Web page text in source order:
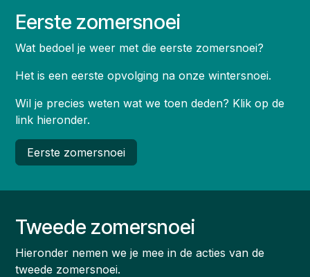
Eerste zomersnoei
Wat bedoel je weer met die eerste zomersnoei?
Het is een eerste opvolging na onze wintersnoei.
Wil je precies weten wat we toen deden? Klik op de
link hieronder.
Eerste zomersnoei
Tweede zomersnoei
Hieronder nemen we je mee in de acties van de
tweede zomersnoei.